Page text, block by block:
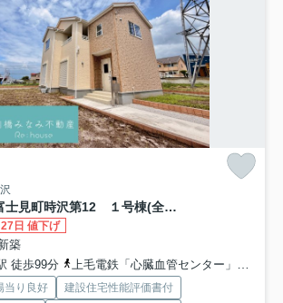
【新築】前橋市富士見町時沢第12 １号棟(全５棟) リーブルガーデン 新築建売分譲
日 値下げ
築
徒歩99分
上毛電鉄「心臓血管センター」駅 徒歩74分
当り良好
建設住宅性能評価書付